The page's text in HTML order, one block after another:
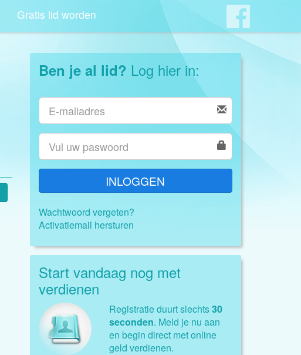
Gratis lid worden
Ben je al lid? Log hier in:
INLOGGEN
Wachtwoord vergeten?
Activatiemail hersturen
Start vandaag nog met
verdienen
Registratie duurt slechts30
seconden. Meld je nu aan
en begin direct met online
geld verdienen.